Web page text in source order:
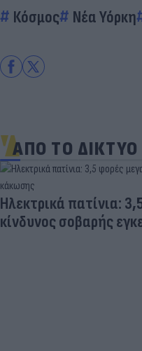
Κόσμος Νέα Υόρκη
ΑΠΟ ΤΟ ΔΙΚΤΥΟ
Ηλεκτρικά πατίνια:
κίνδυνος σοβαρής